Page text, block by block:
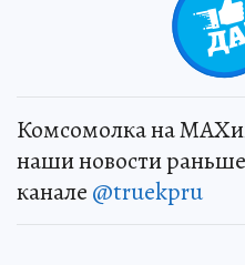
Комсомолка на
наши новости
канале @truekpru